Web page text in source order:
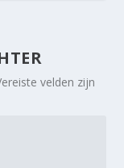
velden zijn